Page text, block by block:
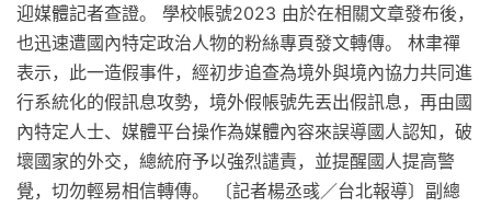
迎媒體記者查證。 學校帳號2023 由於在相關文章發布後，
也迅速遭國內特定政治人物的粉絲專頁發文轉傳。 林聿禪
表示，此一造假事件，經初步追查為境外與境內協力共同進
行系統化的假訊息攻勢，境外假帳號先丟出假訊息，再由國
內特定人士、媒體平台操作為媒體內容來誤導國人認知，破
壞國家的外交，總統府予以強烈譴責，並提醒國人提高警
覺，切勿輕易相信轉傳。 〔記者楊丞彧／台北報導〕副總